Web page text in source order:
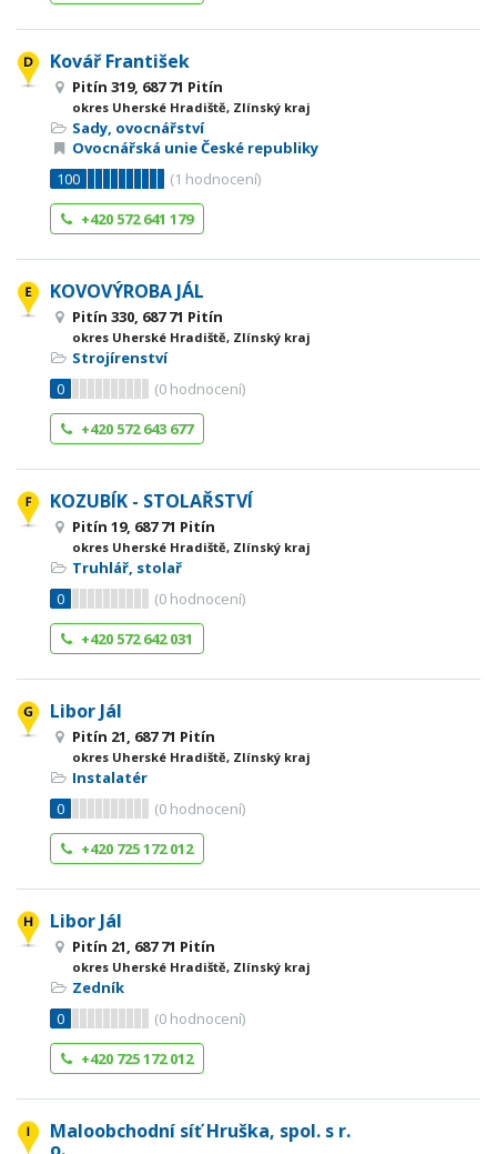
Kovář František
Pitín 319, 687 71 Pitín
okres Uherské Hradiště, Zlínský kraj
Sady, ovocnářství
Ovocnářská unie České republiky
100
(1 hodnocení)
+420 572 641 179
KOVOVÝROBA JÁL
Pitín 330, 687 71 Pitín
okres Uherské Hradiště, Zlínský kraj
Strojírenství
0
(0 hodnocení)
+420 572 643 677
KOZUBÍK - STOLAŘSTVÍ
Pitín 19, 687 71 Pitín
okres Uherské Hradiště, Zlínský kraj
Truhlář, stolař
0
(0 hodnocení)
+420 572 642 031
Libor Jál
Pitín 21, 687 71 Pitín
okres Uherské Hradiště, Zlínský kraj
Instalatér
0
(0 hodnocení)
+420 725 172 012
Libor Jál
Pitín 21, 687 71 Pitín
okres Uherské Hradiště, Zlínský kraj
Zedník
0
(0 hodnocení)
+420 725 172 012
Maloobchodní síť Hruška, spol. s r.